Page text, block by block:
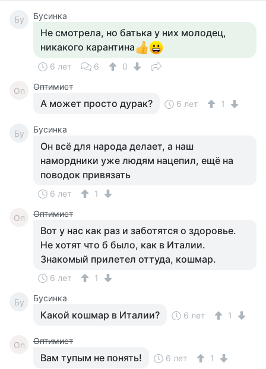
Бу Бусинка
Не смотрела, но батька у них молодец,
никакого карантина
6 лет 6 0
Оп Оптимист
А может просто дурак? 6 лет 1
Бу Бусинка
Он всё для народа делает, а наш
намордники уже людям нацепил, ещё на
поводок привязать
6 лет 1
Оп Оптимист
Вот у нас как раз и заботятся о здоровье.
Не хотят что б было, как в Италии.
Знакомый прилетел оттуда, кошмар.
6 лет 1
Бу Бусинка
Какой кошмар в Италии? 6 лет 1
Оп Оптимист
Вам тупым не понять! 6 лет 1